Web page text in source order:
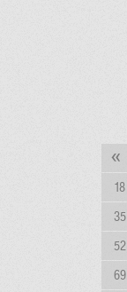
18
35
52
69